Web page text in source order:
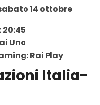
14 ottobre
Uno
Rai Play
Italia-